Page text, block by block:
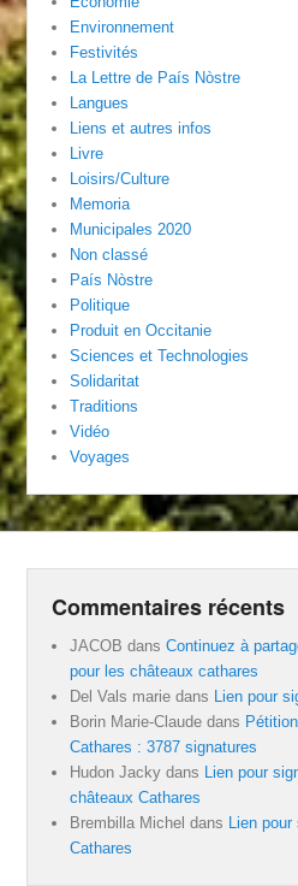
Environnement
Festivités
La Lettre de País Nòstre
Langues
Liens et autres infos
Livre
Loisirs/Culture
Memoria
Municipales 2020
Non classé
País Nòstre
Politique
Produit en Occitanie
Sciences et Technologies
Solidaritat
Traditions
Vidéo
Voyages
Commentaires récents
JACOB dansContinuez à
pour les châteaux cathares
Del Vals marie dans
Lien pour
Borin Marie-Claude dans
Cathares : 3787 signatures
Hudon Jacky dans
Lien pour
châteaux Cathares
Brembilla Michel dans
Lien
Cathares